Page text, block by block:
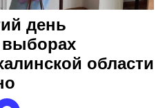
день
выборах
области